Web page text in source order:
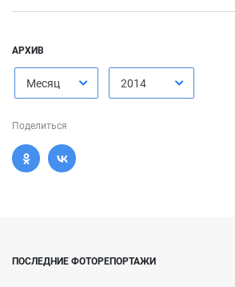
АРХИВ
Месяц 2014
Поделиться
ПОСЛЕДНИЕ ФОТОРЕПОРТАЖИ